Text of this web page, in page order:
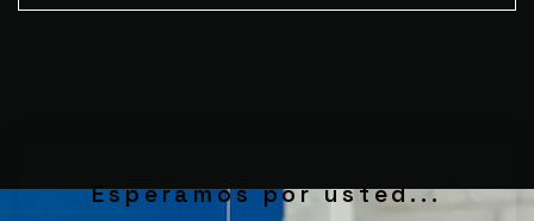
Esperamos por usted...